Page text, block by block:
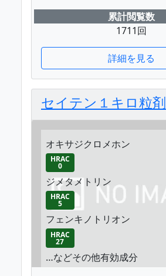
累計閲覧数
1711回
詳細を見る
セイテン１キロ粒剤
オキサジクロメホン
HRAC
0
ジメタメトリン
HRAC
5
フェンキノトリオン
HRAC
27
…などその他有効成分